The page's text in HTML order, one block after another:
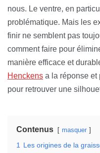
nous. Le ventre, en
problématique. Mais les
finir ne semblent pas
comment faire pour
manière efficace et
Henckens a la réponse et
pour retrouver une
Contenus masquer
1
Les origines de la